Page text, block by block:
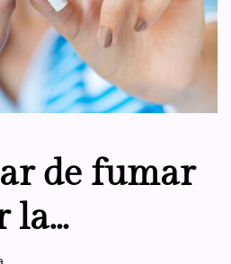
de fumar
la